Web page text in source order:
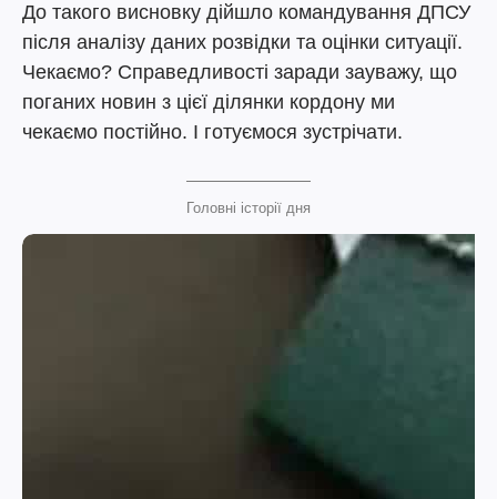
До такого висновку дійшло командування ДПСУ
після аналізу даних розвідки та оцінки ситуації.
Чекаємо? Справедливості заради зауважу, що
поганих новин з цієї ділянки кордону ми
чекаємо постійно. І готуємося зустрічати.
Головні історії дня